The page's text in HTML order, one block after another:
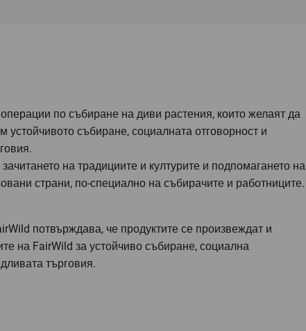
по събиране на диви растения, които желаят да
събиране, социалната отговорност и
на традициите и културите и подпомагането на
страни, по-специално на събирачите и работниците.
потвърждава, че продуктите се произвеждат и
на FairWild за устойчиво събиране, социална
търговия.